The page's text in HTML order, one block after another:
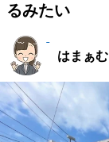
るみたい
はまぁ